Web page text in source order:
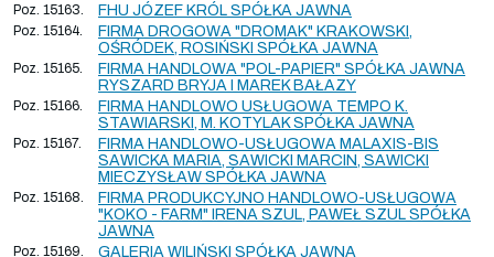
Poz. 15163. FHU JÓZEF KRÓL SPÓŁKA JAWNA
Poz. 15164.
FIRMA DROGOWA "DROMAK" KRAKOWSKI,
OŚRÓDEK, ROSIŃSKI SPÓŁKA JAWNA
Poz. 15165.
FIRMA HANDLOWA "POL-PAPIER" SPÓŁKA JAWNA
RYSZARD BRYJA I MAREK BAŁAZY
Poz. 15166.
FIRMA HANDLOWO USŁUGOWA TEMPO K.
STAWIARSKI, M. KOTYLAK SPÓŁKA JAWNA
Poz. 15167.
FIRMA HANDLOWO-USŁUGOWA MALAXIS-BIS
SAWICKA MARIA, SAWICKI MARCIN, SAWICKI
MIECZYSŁAW SPÓŁKA JAWNA
Poz. 15168.
FIRMA PRODUKCYJNO HANDLOWO-USŁUGOWA
"KOKO - FARM" IRENA SZUL, PAWEŁ SZUL SPÓŁKA
JAWNA
Poz. 15169. GALERIA WILIŃSKI SPÓŁKA JAWNA